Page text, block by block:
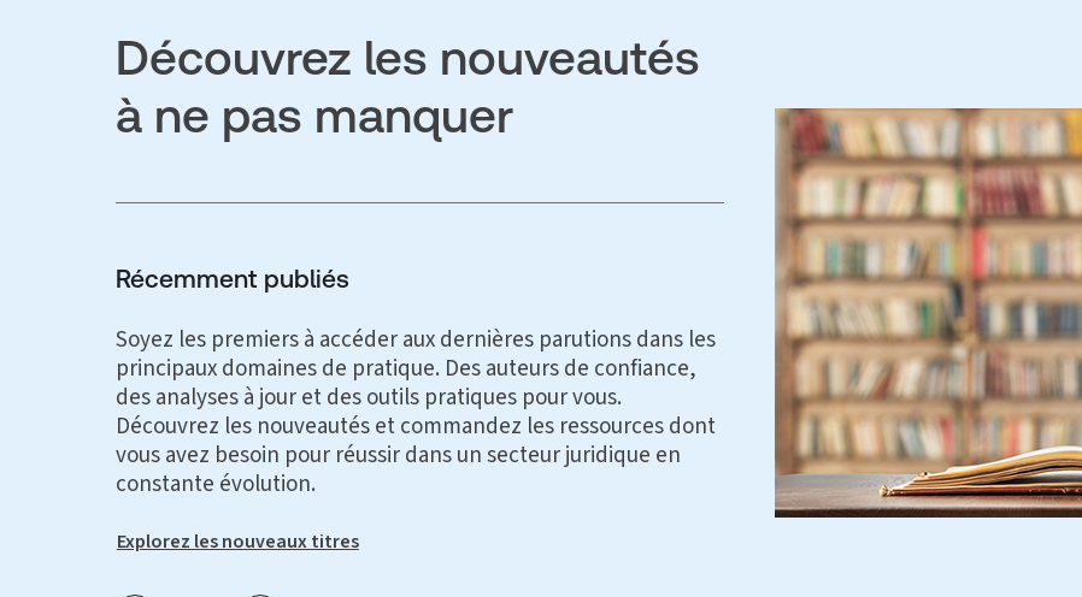
Découvrez les nouveautés
à ne pas manquer
Récemment publiés
Soyez les premiers à accéder aux dernières parutions dans les
principaux domaines de pratique. Des auteurs de confiance,
des analyses à jour et des outils pratiques pour vous.
Découvrez les nouveautés et commandez les ressources dont
vous avez besoin pour réussir dans un secteur juridique en
constante évolution.
Explorez les nouveaux titres